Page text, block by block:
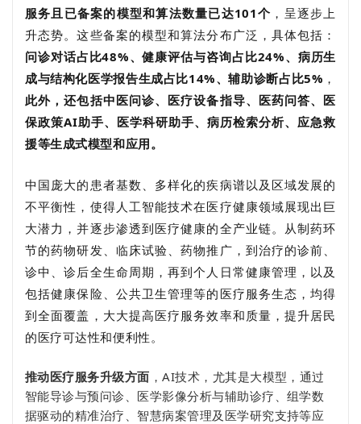
服务且已备案的模型和算法数量已达101个 ，呈逐步上
升态势。这些备案的模型和算法分布广泛，具体包括：
问诊对话占比48%、健康评估与咨询占比24%、病历生
成与结构化医学报告生成占比14%、辅助诊断占比5% ，
此外，还包括中医问诊、医疗设备指导、医药问答、医
保政策AI助手、医学科研助手、病历检索分析、应急救
援等生成式模型和应用。
中国庞大的患者基数、多样化的疾病谱以及区域发展的
不平衡性，使得人工智能技术在医疗健康领域展现出巨
大潜力，并逐步渗透到医疗健康的全产业链。从制药环
节的药物研发、临床试验、药物推广，到治疗的诊前、
诊中、诊后全生命周期，再到个人日常健康管理，以及
包括健康保险、公共卫生管理等的医疗服务生态，均得
到全面覆盖，大大提高医疗服务效率和质量，提升居民
的医疗可达性和便利性。
推动医疗服务升级方面 ，AI技术，尤其是大模型，通过
智能导诊与预问诊、医学影像分析与辅助诊疗、组学数
据驱动的精准治疗、智慧病案管理及医学研究支持等应